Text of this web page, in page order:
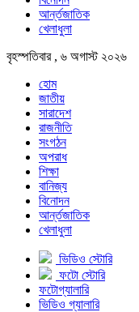
আর্ন্তজাতিক
খেলাধুলা
বৃহস্পতিবার , ৬ অগাস্ট ২০২৬
হোম
জাতীয়
সারাদেশ
রাজনীতি
সংগঠন
অপরাধ
শিক্ষা
বানিজ্য
বিনোদন
আর্ন্তজাতিক
খেলাধুলা
ভিডিও স্টোরি
ফটো স্টোরি
ফটোগ্যালারি
ভিডিও গ্যালারি